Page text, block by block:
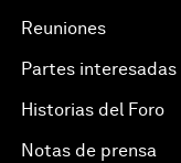
Reuniones
Partes interesadas
Historias del Foro
Notas de prensa